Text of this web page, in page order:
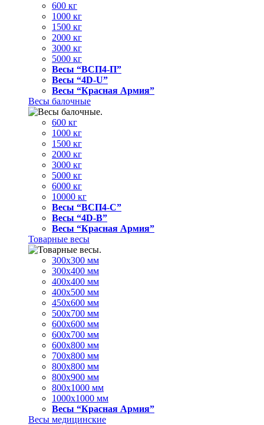
600 кг
1000 кг
1500 кг
2000 кг
3000 кг
5000 кг
Весы “ВСП4-П”
Весы “4D-U”
Весы “Красная Армия”
Весы балочные
600 кг
1000 кг
1500 кг
2000 кг
3000 кг
5000 кг
6000 кг
10000 кг
Весы “ВСП4-С”
Весы “4D-В”
Весы “Красная Армия”
Товарные весы
300х300 мм
300х400 мм
400х400 мм
400х500 мм
450х600 мм
500х700 мм
600х600 мм
600х700 мм
600х800 мм
700х800 мм
800х800 мм
800х900 мм
800х1000 мм
1000х1000 мм
Весы “Красная Армия”
Весы медицинские